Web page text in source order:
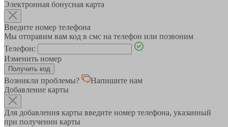
Электронная бонусная карта
Введите номер телефона
Мы отправим вам код в смс на телефон или позвоним
Телефон:
Изменить номер
Возникли проблемы?
Напишите нам
Добавление карты
Для добавления карты введите номер телефона, указанный
при получении карты